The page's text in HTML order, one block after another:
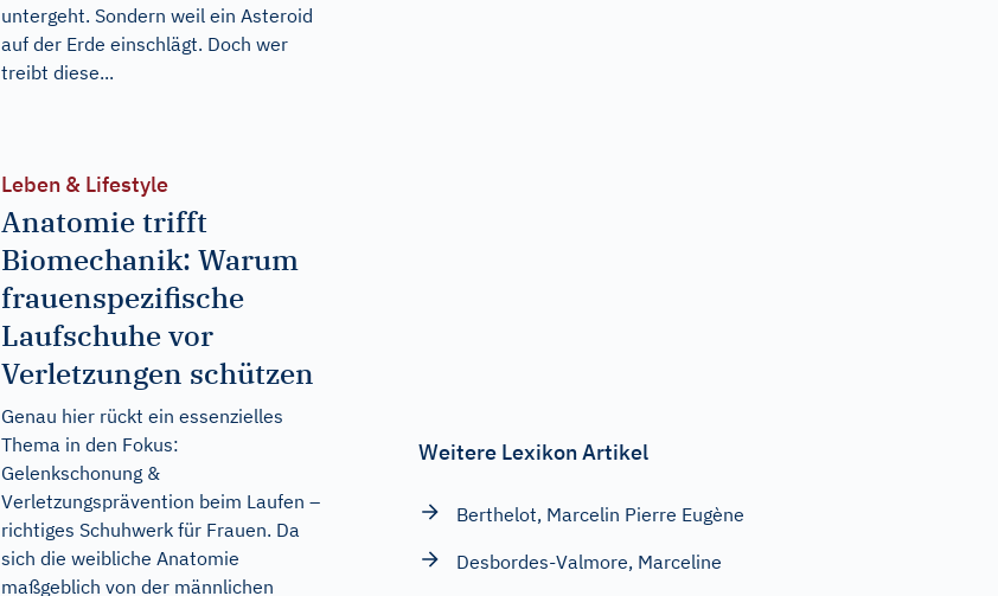
untergeht. Sondern weil ein Asteroid
auf der Erde einschlägt. Doch wer
treibt diese...
Leben & Lifestyle
Anatomie trifft
Biomechanik: Warum
frauenspezifische
Laufschuhe vor
Verletzungen schützen
Genau hier rückt ein essenzielles
Thema in den Fokus:
Gelenkschonung &
Verletzungsprävention beim Laufen –
richtiges Schuhwerk für Frauen. Da
sich die weibliche Anatomie
maßgeblich von der männlichen
Weitere Lexikon Artikel
Berthelot, Marcelin Pierre Eugène
Desbordes-Valmore, Marceline